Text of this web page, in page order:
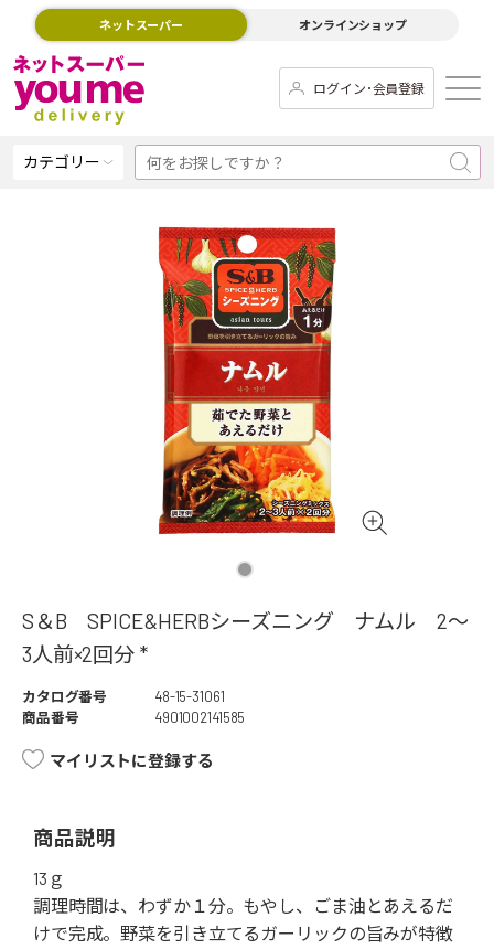
ネットスーパー オンラインショップ
ログイン･会員登録
カテゴリー
S＆B SPICE&HERBシーズニング ナムル 2～
3人前×2回分 *
カタログ番号
48-15-31061
商品番号
4901002141585
マイリストに登録する
商品説明
13ｇ
調理時間は、わずか１分。もやし、ごま油とあえるだ
けで完成。野菜を引き立てるガーリックの旨みが特徴